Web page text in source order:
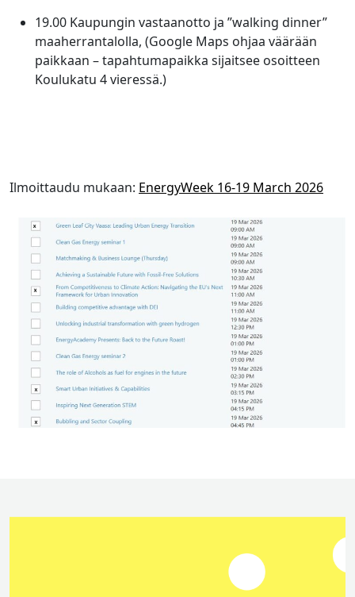
19.00 Kaupungin vastaanotto ja ”walking dinner”
maaherrantalolla, (Google Maps ohjaa väärään
paikkaan – tapahtumapaikka sijaitsee osoitteen
Koulukatu 4 vieressä.)
Ilmoittaudu mukaan: EnergyWeek 16-19 March 2026